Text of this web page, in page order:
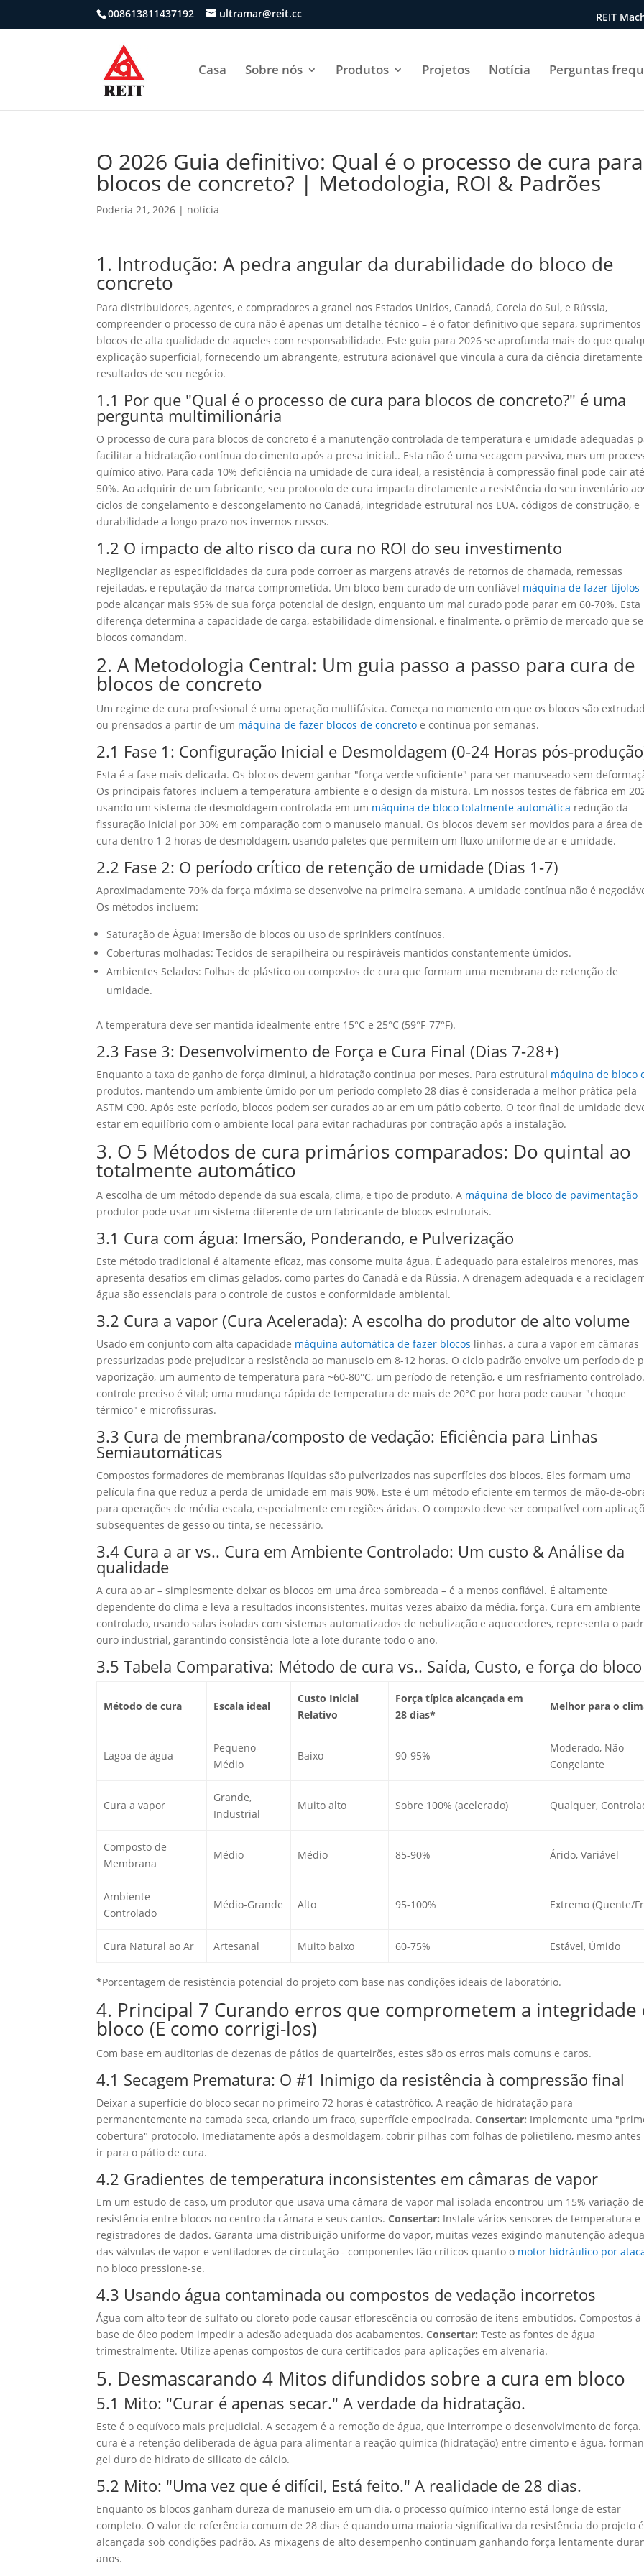
008613811437192 ultramar@reit.cc REIT
Casa Sobre nós Produtos Projetos Notícia Perguntas
O 2026 Guia definitivo: Qual é o processo de cura para
blocos de concreto? | Metodologia, ROI & Padrões
Poderia 21, 2026 | notícia
1. Introdução: A pedra angular da durabilidade do bloco de
concreto
Para distribuidores, agentes, e compradores a granel nos Estados Unidos, Canadá, Coreia do Sul, e Rússia,
compreender o processo de cura não é apenas um detalhe técnico – é o fator definitivo que separa, suprimentos
blocos de alta qualidade de aqueles com responsabilidade. Este guia para 2026 se aprofunda mais do que
explicação superficial, fornecendo um abrangente, estrutura acionável que vincula a cura da ciência diretamente
resultados de seu negócio.
1.1 Por que "Qual é o processo de cura para blocos de concreto?" é uma
pergunta multimilionária
O processo de cura para blocos de concreto é a manutenção controlada de temperatura e umidade adequadas
facilitar a hidratação contínua do cimento após a presa inicial.. Esta não é uma secagem passiva, mas um
químico ativo. Para cada 10% deficiência na umidade de cura ideal, a resistência à compressão final pode cair até
50%. Ao adquirir de um fabricante,seu protocolo de cura impacta diretamente a resistência do seu inventário
ciclos de congelamento e descongelamento no Canadá, integridade estrutural nos EUA. códigos de construção, e
durabilidade a longo prazo nos invernos russos.
1.2 O impacto de alto risco da cura no ROI do seu investimento
Negligenciar as especificidades da cura pode corroer as margens através de retornos de chamada, remessas
rejeitadas, e reputação da marca comprometida. Um bloco bem curado de um confiável máquina de fazer tijolos
pode alcançar mais 95% de sua força potencial de design, enquanto um mal curado pode parar em 60-70%. Esta
diferença determina a capacidade de carga, estabilidade dimensional, e finalmente, o prêmio de mercado que
blocos comandam.
2. A Metodologia Central: Um guia passo a passo para cura de
blocos de concreto
Um regime de cura profissional é uma operação multifásica. Começa no momento em que os blocos são
ou prensados ​​a partir de um máquina de fazer blocos de concretoe continua por semanas.
2.1 Fase 1: Configuração Inicial e Desmoldagem (0-24 Horas pós-
Esta é a fase mais delicada. Os blocos devem ganhar "força verde suficiente" para ser manuseado sem
Os principais fatores incluem a temperatura ambiente e o design da mistura. Em nossos testes de fábrica em
usando um sistema de desmoldagem controlada em um máquina de bloco totalmente automática redução da
fissuração inicial por 30% em comparação com o manuseio manual. Os blocos devem ser movidos para a área de
cura dentro 1-2 horas de desmoldagem, usando paletes que permitem um fluxo uniforme de ar e umidade.
2.2 Fase 2: O período crítico de retenção de umidade (Dias 1-7)
Aproximadamente 70% da força máxima se desenvolve na primeira semana. A umidade contínua não é
Os métodos incluem:
Saturação de Água: Imersão de blocos ou uso de sprinklers contínuos.
Coberturas molhadas: Tecidos de serapilheira ou respiráveis ​​mantidos constantemente úmidos.
Ambientes Selados: Folhas de plástico ou compostos de cura que formam uma membrana de retenção de
umidade.
A temperatura deve ser mantida idealmente entre 15°C e 25°C (59°F-77°F).
2.3 Fase 3: Desenvolvimento de Força e Cura Final (Dias 7-28+)
Enquanto a taxa de ganho de força diminui, a hidratação continua por meses. Para estrutural máquina de bloco
produtos, mantendo um ambiente úmido por um período completo 28 dias é considerada a melhor prática pela
ASTM C90. Após este período, blocos podem ser curados ao ar em um pátio coberto. O teor final de umidade
estar em equilíbrio com o ambiente local para evitar rachaduras por contração após a instalação.
3. O 5 Métodos de cura primários comparados: Do quintal ao
totalmente automático
A escolha de um método depende da sua escala, clima, e tipo de produto. A máquina de bloco de pavimentação
produtor pode usar um sistema diferente de um fabricante de blocos estruturais.
3.1 Cura com água: Imersão, Ponderando, e Pulverização
Este método tradicional é altamente eficaz, mas consome muita água. É adequado para estaleiros menores, mas
apresenta desafios em climas gelados, como partes do Canadá e da Rússia. A drenagem adequada e a
água são essenciais para o controle de custos e conformidade ambiental.
3.2 Cura a vapor (Cura Acelerada):A escolha do produtor de alto volume
Usado em conjunto com alta capacidade máquina automática de fazer blocos linhas, a cura a vapor em câmaras
pressurizadas pode prejudicar a resistência ao manuseio em 8-12 horas. O ciclo padrão envolve um período de
vaporização, um aumento de temperatura para ~60-80°C, um período de retenção, e um resfriamento
controle preciso é vital; uma mudança rápida de temperatura de mais de 20°C por hora pode causar "choque
térmico" e microfissuras.
3.3 Cura de membrana/composto de vedação: Eficiência para Linhas
Semiautomáticas
Compostos formadores de membranas líquidas são pulverizados nas superfícies dos blocos. Eles formam uma
película fina que reduz a perda de umidade em mais 90%. Este é um método eficiente em termos de mão-de-
para operações de média escala, especialmente em regiões áridas. O composto deve ser compatível com
subsequentes de gesso ou tinta, se necessário.
3.4 Cura a ar vs.. Cura em Ambiente Controlado: Um custo & Análise da
qualidade
A cura ao ar – simplesmente deixar os blocos em uma área sombreada – é a menos confiável. É altamente
dependente do clima e leva a resultados inconsistentes, muitas vezes abaixo da média, força. Cura em ambiente
controlado, usando salas isoladas com sistemas automatizados de nebulização e aquecedores, representa o
ouro industrial, garantindo consistência lote a lote durante todo o ano.
3.5 Tabela Comparativa: Método de cura vs.. Saída, Custo, e força do bloco
Método de cura Escala ideal
Custo Inicial
Relativo
Força típica alcançada em
28 dias*
Melhor para o
Lagoa de água
Pequeno-
Médio
Baixo 90-95%
Moderado, Não
Congelante
Cura a vapor
Grande,
Industrial
Muito alto Sobre 100% (acelerado) Qualquer,
Composto de
Membrana
Médio Médio 85-90% Árido, Variável
Ambiente
Controlado
Médio-Grande Alto 95-100% Extremo (Quente/
Cura Natural ao Ar Artesanal Muito baixo 60-75% Estável, Úmido
*Porcentagem de resistência potencial do projeto com base nas condições ideais de laboratório.
4. Principal 7 Curando erros que comprometem a integridade
bloco (E como corrigi-los)
Com base em auditorias de dezenas de pátios de quarteirões, estes são os erros mais comuns e caros.
4.1 Secagem Prematura: O #1 Inimigo da resistência à compressão final
Deixar a superfície do bloco secar no primeiro 72 horas é catastrófico. A reação de hidratação para
permanentemente na camada seca, criando um fraco, superfície empoeirada.Consertar: Implemente uma
cobertura" protocolo. Imediatamente após a desmoldagem, cobrir pilhas com folhas de polietileno, mesmo antes
ir para o pátio de cura.
4.2 Gradientes de temperatura inconsistentes em câmaras de vapor
Em um estudo de caso, um produtor que usava uma câmara de vapor mal isolada encontrou um 15%variação de
resistência entre blocos no centro da câmara e seus cantos.Consertar: Instale vários sensores de temperatura e
registradores de dados. Garanta uma distribuição uniforme do vapor, muitas vezes exigindo manutenção
das válvulas de vapor e ventiladores de circulação - componentes tão críticos quanto o motor hidráulico por
no bloco pressione-se.
4.3 Usando água contaminada ou compostos de vedação incorretos
Água com alto teor de sulfato ou cloreto pode causar eflorescência ou corrosão de itens embutidos. Compostos à
base de óleo podem impedir a adesão adequada dos acabamentos.Consertar:Teste as fontes de água
trimestralmente. Utilize apenas compostos de cura certificados para aplicações em alvenaria.
5. Desmascarando 4 Mitos difundidos sobre a cura em bloco
5.1 Mito: "Curar é apenas secar." A verdade da hidratação.
Este é o equívoco mais prejudicial. A secagem é a remoção de água, que interrompe o desenvolvimento de força.
cura é a retenção deliberada de água para alimentar a reação química (hidratação) entre cimento e água,
gel duro de hidrato de silicato de cálcio.
5.2 Mito: "Uma vez que é difícil, Está feito." A realidade de 28 dias.
Enquanto os blocos ganham dureza de manuseio em um dia, o processo químico interno está longe de estar
completo. O valor de referência comum de 28 dias é quando uma maioria significativa da resistência do projeto é
alcançada sob condições padrão. As mixagens de alto desempenho continuam ganhando força lentamente
anos.